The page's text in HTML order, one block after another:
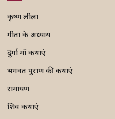
कृष्ण लीला
गीता के अध्याय
दुर्गा माँ कथाएं
भगवत पुराण की कथाएं
रामायण
शिव कथाएं